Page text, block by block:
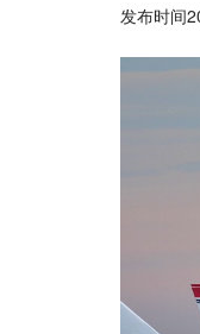
发布时间